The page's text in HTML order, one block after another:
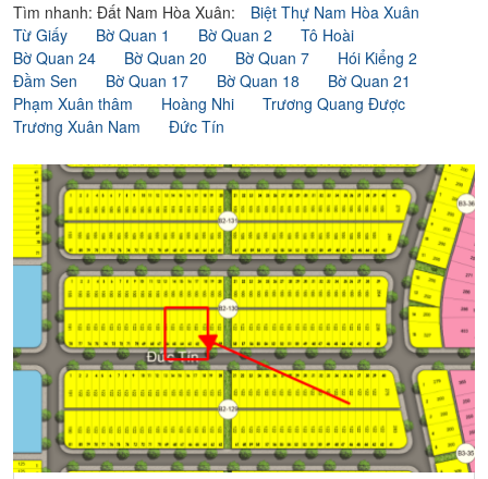
Tìm nhanh: Đất Nam Hòa Xuân:
Biệt Thự Nam Hòa Xuân
Từ Giấy
Bờ Quan 1 Bờ Quan 2
Tô Hoài
Bờ Quan 24
Bờ Quan 20 Bờ Quan 7
Hói Kiểng 2
Đầm Sen
Bờ Quan 17 Bờ Quan 18
Bờ Quan 21
Phạm Xuân thâm
Hoàng Nhi
Trương Quang Được
Trương Xuân Nam
Đức Tín